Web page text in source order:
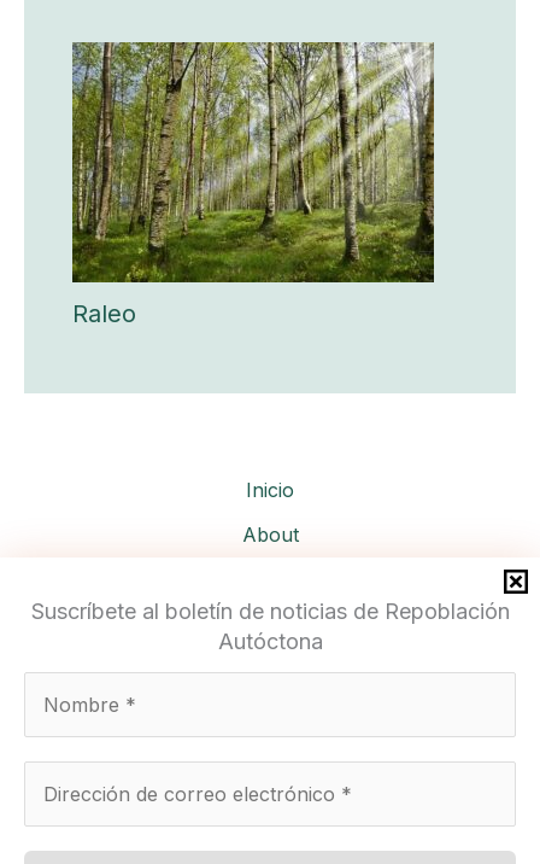
Suscríbete al boletín de noticias de Repoblación
Autóctona
Raleo
Inicio
About